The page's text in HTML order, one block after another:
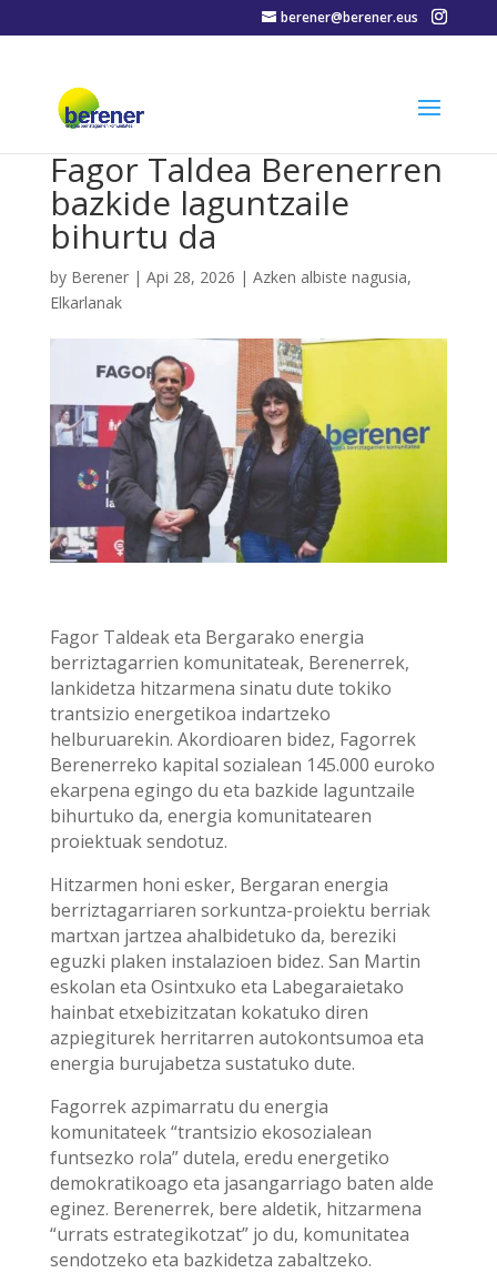
berener@berener.eus
Fagor Taldea Berenerren
bazkide laguntzaile
bihurtu da
by Berener| Api 28, 2026 | Azken albiste nagusia,
Elkarlanak
Fagor Taldeak eta Bergarako energia
berriztagarrien komunitateak, Berenerrek,
lankidetza hitzarmena sinatu dute tokiko
trantsizio energetikoa indartzeko
helburuarekin. Akordioaren bidez, Fagorrek
Berenerreko kapital sozialean 145.000 euroko
ekarpena egingo du eta bazkide laguntzaile
bihurtuko da, energia komunitatearen
proiektuak sendotuz.
Hitzarmen honi esker, Bergaran energia
berriztagarriaren sorkuntza-proiektu berriak
martxan jartzea ahalbidetuko da, bereziki
eguzki plaken instalazioen bidez. San Martin
eskolan eta Osintxuko eta Labegaraietako
hainbat etxebizitzatan kokatuko diren
azpiegiturek herritarren autokontsumoa eta
energia burujabetza sustatuko dute.
Fagorrek azpimarratu du energia
komunitateek “trantsizio ekosozialean
funtsezko rola” dutela, eredu energetiko
demokratikoago eta jasangarriago baten alde
eginez. Berenerrek, bere aldetik, hitzarmena
“urrats estrategikotzat” jo du, komunitatea
sendotzeko eta bazkidetza zabaltzeko.